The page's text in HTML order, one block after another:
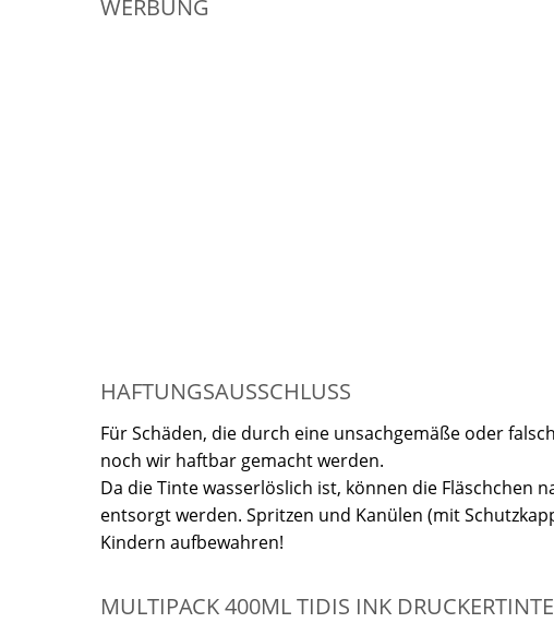
WERBUNG
HAFTUNGSAUSSCHLUSS
Für Schäden, die durch eine unsachgemäße oder
noch wir haftbar gemacht werden.
Da die Tinte wasserlöslich ist, können die Fläschchen
entsorgt werden. Spritzen und Kanülen (mit
Kindern aufbewahren!
MULTIPACK 400ML TIDIS INK